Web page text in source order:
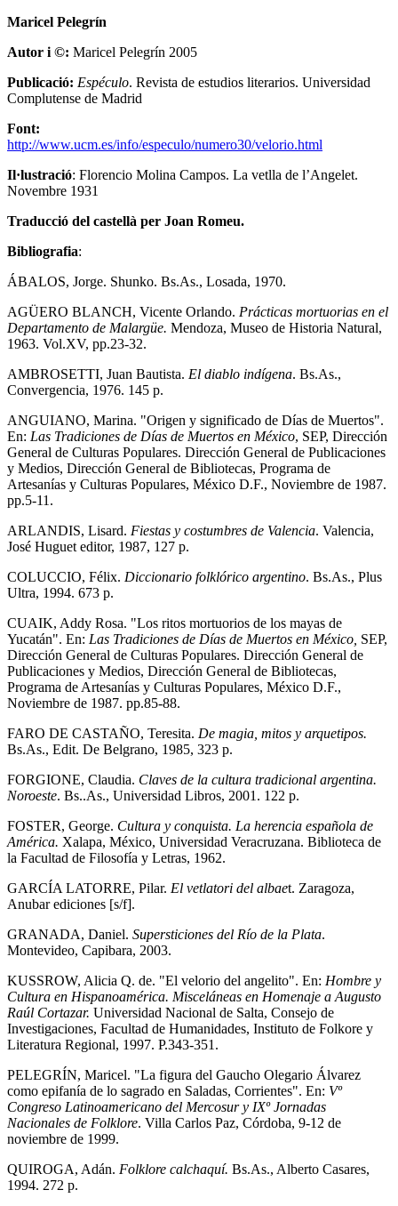
Maricel Pelegrín
Autor i ©: Maricel Pelegrín 2005
Publicació: Espéculo. Revista de estudios literarios. Universidad
Complutense de Madrid
Font:
http://www.ucm.es/info/especulo/numero30/velorio.html
Il·lustració: Florencio Molina Campos. La vetlla de l’Angelet.
Novembre 1931
Traducció del castellà per Joan Romeu.
Bibliografia:
ÁBALOS, Jorge. Shunko. Bs.As., Losada, 1970.
AGÜERO BLANCH, Vicente Orlando. Prácticas mortuorias en el
Departamento de Malargüe. Mendoza, Museo de Historia Natural,
1963. Vol.XV, pp.23-32.
AMBROSETTI, Juan Bautista. El diablo indígena. Bs.As.,
Convergencia, 1976. 145 p.
ANGUIANO, Marina. "Origen y significado de Días de Muertos".
En: Las Tradiciones de Días de Muertos en México, SEP, Dirección
General de Culturas Populares. Dirección General de Publicaciones
y Medios, Dirección General de Bibliotecas, Programa de
Artesanías y Culturas Populares, México D.F., Noviembre de 1987.
pp.5-11.
ARLANDIS, Lisard. Fiestas y costumbres de Valencia. Valencia,
José Huguet editor, 1987, 127 p.
COLUCCIO, Félix. Diccionario folklórico argentino. Bs.As., Plus
Ultra, 1994. 673 p.
CUAIK, Addy Rosa. "Los ritos mortuorios de los mayas de
Yucatán". En: Las Tradiciones de Días de Muertos en México, SEP,
Dirección General de Culturas Populares. Dirección General de
Publicaciones y Medios, Dirección General de Bibliotecas,
Programa de Artesanías y Culturas Populares, México D.F.,
Noviembre de 1987. pp.85-88.
FARO DE CASTAÑO, Teresita. De magia, mitos y arquetipos.
Bs.As., Edit. De Belgrano, 1985, 323 p.
FORGIONE, Claudia. Claves de la cultura tradicional argentina.
Noroeste. Bs..As., Universidad Libros, 2001. 122 p.
FOSTER, George. Cultura y conquista. La herencia española de
América. Xalapa, México, Universidad Veracruzana. Biblioteca de
la Facultad de Filosofía y Letras, 1962.
GARCÍA LATORRE, Pilar. El vetlatori del albaet. Zaragoza,
Anubar ediciones [s/f].
GRANADA, Daniel. Supersticiones del Río de la Plata.
Montevideo, Capibara, 2003.
KUSSROW, Alicia Q. de. "El velorio del angelito". En: Hombre y
Cultura en Hispanoamérica. Misceláneas en Homenaje a Augusto
Raúl Cortazar. Universidad Nacional de Salta, Consejo de
Investigaciones, Facultad de Humanidades, Instituto de Folkore y
Literatura Regional, 1997. P.343-351.
PELEGRÍN, Maricel. "La figura del Gaucho Olegario Álvarez
como epifanía de lo sagrado en Saladas, Corrientes". En: Vº
Congreso Latinoamericano del Mercosur y IXº Jornadas
Nacionales de Folklore. Villa Carlos Paz, Córdoba, 9-12 de
noviembre de 1999.
QUIROGA, Adán. Folklore calchaquí. Bs.As., Alberto Casares,
1994. 272 p.